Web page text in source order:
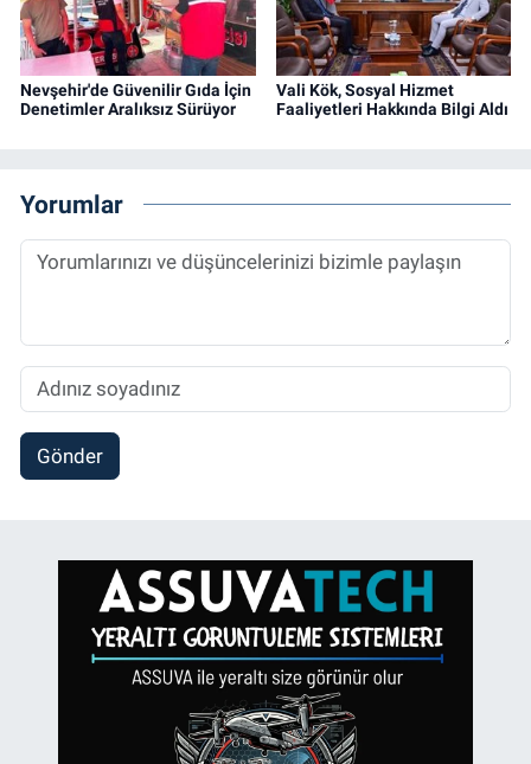
Nevşehir'de Güvenilir Gıda İçin
Denetimler Aralıksız Sürüyor
Vali Kök, Sosyal Hizmet
Faaliyetleri Hakkında Bilgi Aldı
Yorumlar
Gönder